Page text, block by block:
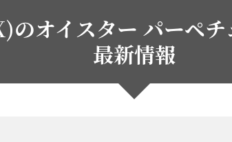
のオイスター パーペ
最新情報